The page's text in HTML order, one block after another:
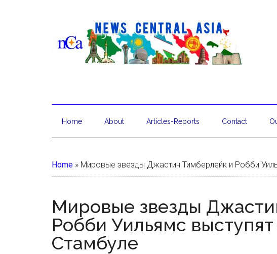
Home About Articles-Reports Contact
Home » Мировые звезды Джастин Тимберлейк и Робби
Мировые звезды
Робби Уильямс
Стамбуле